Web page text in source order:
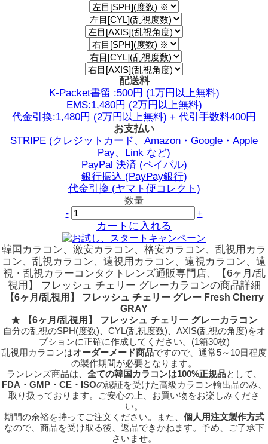
配送料
K-Packet書留 :500円 (1万円以上無料)
EMS:1,480円 (2万円以上無料)
代金引換:1,480円 (2万円以上無料) + 代引手数料400円
お支払い
STRIPE (クレジットカード、Amazon・Google・Apple
Pay、Link など)
PayPal 決済 (ペイパル)
銀行振込 (PayPay銀行)
代金引換 (ヤマト便コレクト)
数量
-
+
カートに入れる
韓国カラコン、激安カラコン、格安カラコン、乱視用カラ
コン、乱視カラコン、遠視用カラコン、遠視カラコン、遠
視・乱視カラーコンタクトレンズ通販専門店、【6ヶ月/乱
視用】 フレッシュ チェリー グレーカラコンの商品詳細
【6ヶ月/乱視用】 フレッシュ チェリー グレー Fresh Cherry
GRAY
★ 【6ヶ月/乱視用】 フレッシュ チェリー グレーカラコン
自分の乱視のSPH(度数)、CYL(乱視度数)、AXIS(乱視の角度)をオ
プションに正確に作成してください。(1箱30枚)
乱視用カラコンはオーダーメード商品ですので、 通常5～10日程度
の製作期間が必要となります。
ランレンズ商品は、 全ての韓国カラコンは100%正規品として、
FDA・GMP・CE・ISOの認証を受けた高級カラコン輸出品のみ、
取り扱っております。ご安心の上、お買い物をお楽しみくださ
い。
期間の余裕を持ってご注文ください。また、 個人用注文製作方式
なので、商品を受け取る後、返品できかねます。予め、ご了承下
さいませ。